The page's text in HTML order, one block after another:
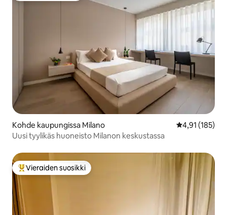
Kohde kaupungissa Milano
4,91 (185)
Uusi tyylikäs huoneisto Milanon keskustassa
Vieraiden suosikkien parhaimmistoa
Vieraiden suosikki